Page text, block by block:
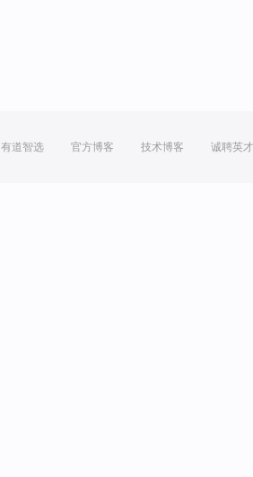
有道智选 官方博客 技术博客 诚聘英才